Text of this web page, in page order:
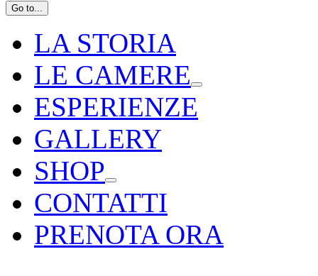
Go to...
LA STORIA
LE CAMERE
ESPERIENZE
GALLERY
SHOP
CONTATTI
PRENOTA ORA